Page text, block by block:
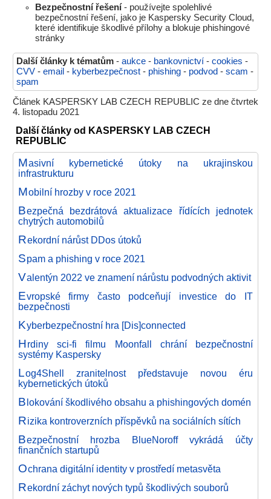
Bezpečnostní řešení - používejte spolehlivé
bezpečnostní řešení, jako je Kaspersky Security Cloud,
které identifikuje škodlivé přílohy a blokuje phishingové
stránky
Další články k tématům - aukce - bankovnictví - cookies -
CVV - email - kyberbezpečnost - phishing - podvod - scam -
spam
Článek KASPERSKY LAB CZECH REPUBLIC ze dne čtvrtek
4. listopadu 2021
Další články od KASPERSKY LAB CZECH
REPUBLIC
Masivní kybernetické útoky na ukrajinskou
infrastrukturu
Mobilní hrozby v roce 2021
Bezpečná bezdrátová aktualizace řídících jednotek
chytrých automobilů
Rekordní nárůst DDos útoků
Spam a phishing v roce 2021
Valentýn 2022 ve znamení nárůstu podvodných aktivit
Evropské firmy často podceňují investice do IT
bezpečnosti
Kyberbezpečnostní hra [Dis]connected
Hrdiny sci-fi filmu Moonfall chrání bezpečnostní
systémy Kaspersky
Log4Shell zranitelnost představuje novou éru
kybernetických útoků
Blokování škodlivého obsahu a phishingových domén
Rizika kontroverzních příspěvků na sociálních sítích
Bezpečnostní hrozba BlueNoroff vykrádá účty
finančních startupů
Ochrana digitální identity v prostředí metasvěta
Rekordní záchyt nových typů škodlivých souborů